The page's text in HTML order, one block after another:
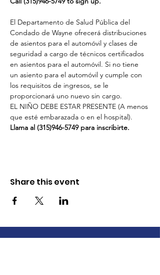
El Departamento de Salud Pública del
Condado de Wayne ofrecerá distribuciones
de asientos para el automóvil y clases de
seguridad a cargo de técnicos certificados
en asientos para el automóvil. Si no tiene
un asiento para el automóvil y cumple con
los requisitos de ingresos, se le
proporcionará uno nuevo sin cargo.
EL NIÑO DEBE ESTAR PRESENTE (A menos
que esté embarazada o en el hospital).
Llama al (315)946-5749 para inscribirte.
Share this event